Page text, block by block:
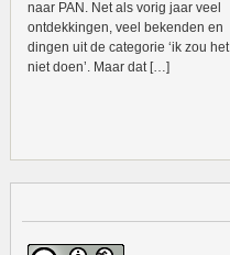
naar PAN. Net als vorig jaar veel
ontdekkingen, veel bekenden en
dingen uit de categorie ‘ik zou het
niet doen’. Maar dat […]